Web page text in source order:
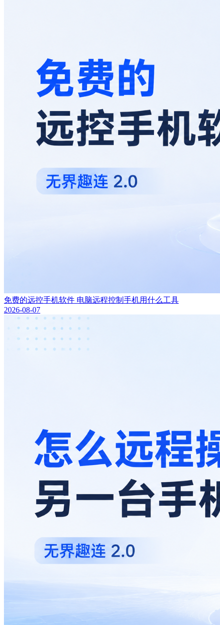
免费的远控手机软件 电脑远程控制手机用什么工具
2026-08-07